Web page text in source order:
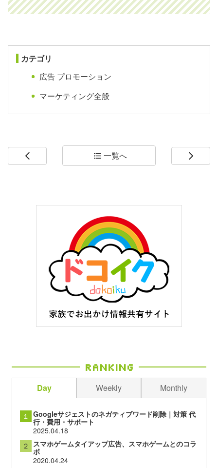
カテゴリ
広告 プロモーション
マーケティング全般
arrow_back_ios format_list_bulleted 一覧へ arrow_forward_ios
Ranking
Day Weekly Monthly
１ Googleサジェストのネガティブワード削除｜対策 代
行・費用・サポート
2025.04.18
２ スマホゲームタイアップ広告、スマホゲームとのコラ
ボ
2020.04.24